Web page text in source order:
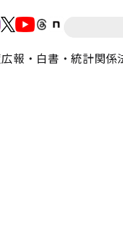
広報・白書・統計関係